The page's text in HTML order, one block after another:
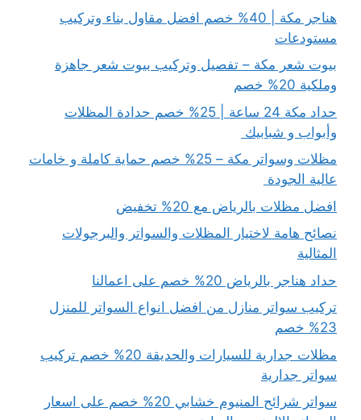
هناجر مكة | 40% خصم افضل مقاول بناء وتركيب
مستودعات
بيوت شعر مكة – تفصيل وتركيب بيوت شعر جاهزة
وملكية 20% خصم
حداد مكة 24 ساعة | 25% خصم حدادة المظلات
وأبواب و شبابيك
مظلات وسواتر مكة – 25% خصم حماية كاملة و خامات
عالية الجودة
افضل مظلات بالرياض مع 20% تخفيض
نصائح هامة لاختيار المظلات والسواتر والبرجولات
المثالية
حداد هناجر بالرياض 20% خصم على اعمالنا
تركيب سواتر منازل من افضل انواع السواتر للمنزل
23% خصم
مظلات جدارية للسيارات والحديقة 20% خصم تركيب
سواتر جدارية
سواتر شرائح المنيوم خشابي 20% خصم على اسعار